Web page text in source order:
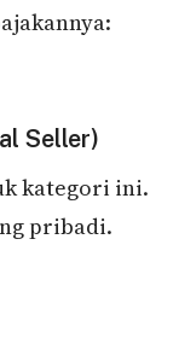
Seller)
kategori ini.
pribadi.